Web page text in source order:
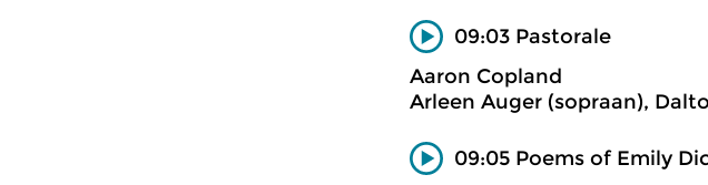
09:03 Pastorale
Aaron Copland
Arleen Auger (sopraan),
09:05 Poems of Emily